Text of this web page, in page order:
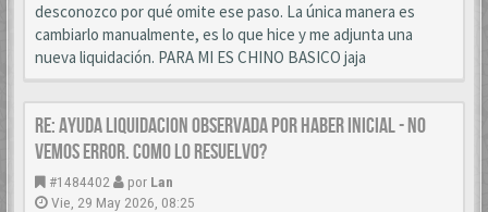
desconozco por qué omite ese paso. La única manera es
cambiarlo manualmente, es lo que hice y me adjunta una
nueva liquidación. PARA MI ES CHINO BASICO jaja
Re: AYUDA LIQUIDACION OBSERVADA POR HABER INICIAL - NO
VEMOS ERROR. COMO LO RESUELVO?
#1484402 por Lan
Vie, 29 May 2026, 08:25